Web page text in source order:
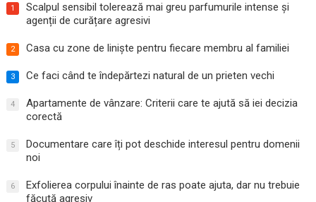
1
Scalpul sensibil tolerează mai greu parfumurile intense și
agenții de curățare agresivi
2 Casa cu zone de liniște pentru fiecare membru al familiei
3 Ce faci când te îndepărtezi natural de un prieten vechi
4
Apartamente de vânzare: Criterii care te ajută să iei decizia
corectă
5
Documentare care îți pot deschide interesul pentru domenii
noi
6
Exfolierea corpului înainte de ras poate ajuta, dar nu trebuie
făcută agresiv